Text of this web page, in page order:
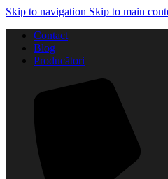
Skip to navigation Skip to main
Contact
Blog
Producători